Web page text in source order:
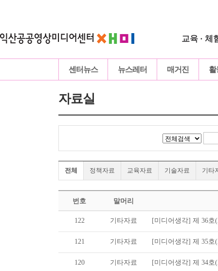
교육 · 체
센터뉴스 뉴스레터 매거진 활
자료실
전체 정책자료 교육자료 기술자료 기타
번호 말머리
122 기타자료 [미디어생각] 제 36호
121 기타자료 [미디어생각] 제 35호
120 기타자료 [미디어생각] 제 34호